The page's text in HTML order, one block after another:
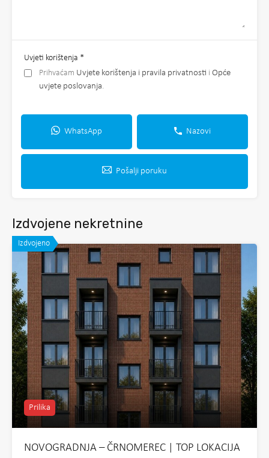
Uvjeti korištenja *
Prihvaćam Uvjete korištenja i pravila privatnosti i Opće
uvjete poslovanja.
WhatsApp Nazovi
Pošalji poruku
Izdvojene nekretnine
Izdvojeno
Prilika
NOVOGRADNJA – ČRNOMEREC | TOP LOKACIJA